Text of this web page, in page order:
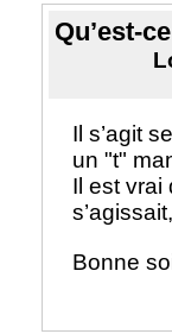
Qu’est-
Il s’agit
un "t"
Il est vrai
Bonne